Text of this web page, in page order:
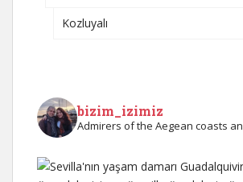
Kozluyalı
bizim_izimiz
Admirers of the Aegean coasts